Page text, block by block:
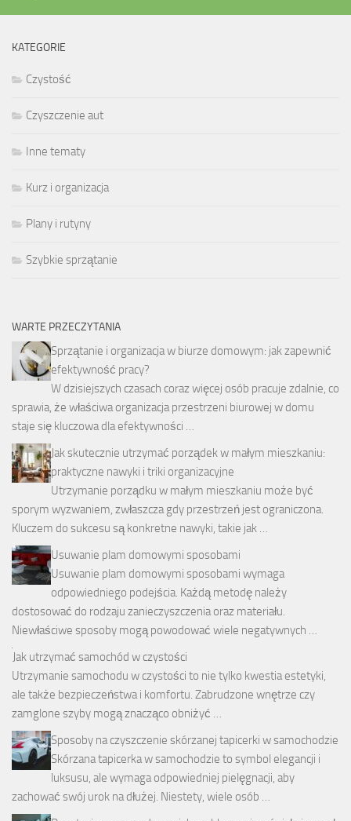
KATEGORIE
Czystość
Czyszczenie aut
Inne tematy
Kurz i organizacja
Plany i rutyny
Szybkie sprzątanie
WARTE PRZECZYTANIA
Sprzątanie i organizacja w biurze domowym: jak zapewnić
efektywność pracy?
W dzisiejszych czasach coraz więcej osób pracuje zdalnie, co
sprawia, że właściwa organizacja przestrzeni biurowej w domu
staje się kluczowa dla efektywności …
Jak skutecznie utrzymać porządek w małym mieszkaniu:
praktyczne nawyki i triki organizacyjne
Utrzymanie porządku w małym mieszkaniu może być
sporym wyzwaniem, zwłaszcza gdy przestrzeń jest ograniczona.
Kluczem do sukcesu są konkretne nawyki, takie jak …
Usuwanie plam domowymi sposobami
Usuwanie plam domowymi sposobami wymaga
odpowiedniego podejścia. Każdą metodę należy
dostosować do rodzaju zanieczyszczenia oraz materiału.
Niewłaściwe sposoby mogą powodować wiele negatywnych …
Jak utrzymać samochód w czystości
Utrzymanie samochodu w czystości to nie tylko kwestia estetyki,
ale także bezpieczeństwa i komfortu. Zabrudzone wnętrze czy
zamglone szyby mogą znacząco obniżyć …
Sposoby na czyszczenie skórzanej tapicerki w samochodzie
Skórzana tapicerka w samochodzie to symbol elegancji i
luksusu, ale wymaga odpowiedniej pielęgnacji, aby
zachować swój urok na dłużej. Niestety, wiele osób …